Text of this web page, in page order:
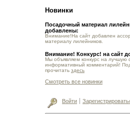
Новинки
Посадочный материал
добавлены:
Внимание!На сайт добавлен
материалу лилейников.
Внимание! Конкурс! на сайт
Мы объявляем конкурс на
информативный комментарий!
прочитать здесь
Смотреть все новинки
Войти